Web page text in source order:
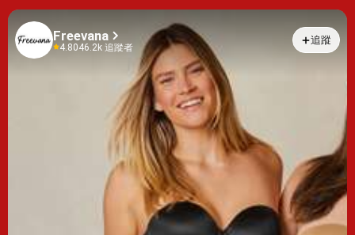
Freevana
4.8046.2k 追蹤者
追蹤